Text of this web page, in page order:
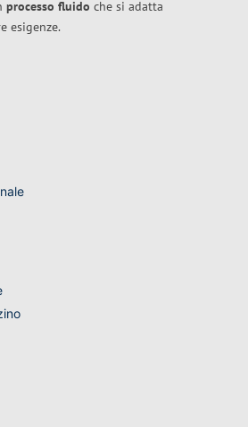
processo fluido che si adatta
esigenze.